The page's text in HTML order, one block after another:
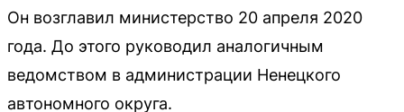
Он возглавил министерство 20 апреля 2020
года. До этого руководил аналогичным
ведомством в администрации Ненецкого
автономного округа.